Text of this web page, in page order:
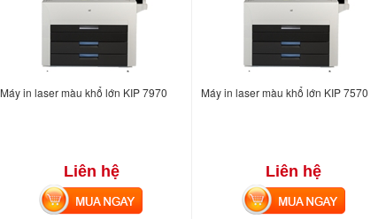
Máy in laser màu khổ lớn KIP 7970
Liên hệ
MUA NGAY
Máy in laser màu khổ lớn KIP 7570
Liên hệ
MUA NGAY